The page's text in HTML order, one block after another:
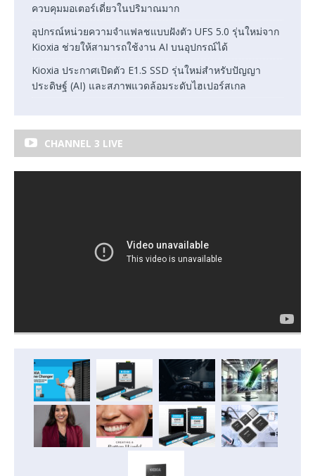
ควบคุมมอเตอร์เดี่ยวในปริมาณมาก
อุปกรณ์หน่วยความจำแฟลชแบบฝังตัว UFS 5.0 รุ่นใหม่จาก
Kioxia ช่วยให้สามารถใช้งาน AI บนอุปกรณ์ได้
Kioxia ประกาศเปิดตัว E1.S SSD รุ่นใหม่สำหรับปัญญา
ประดิษฐ์ (AI) และสภาพแวดล้อมระดับไฮเปอร์สเกล
CHANNEL 3 LIVE